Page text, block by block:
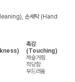
손세탁 (Hand
촉감
(Touching)
까슬거림
적당함
부드러움